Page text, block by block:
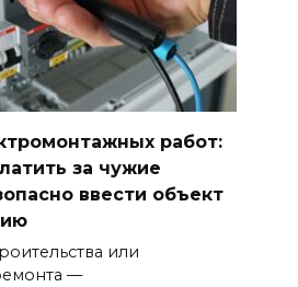
работ:
за чужие
ввести объект
или
—